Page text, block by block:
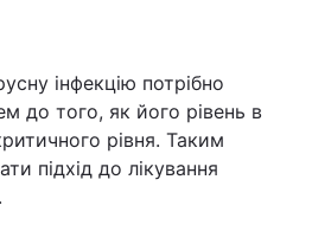
Війна
інфекцію потрібно
до того, як його рівень в
рівня. Таким
підхід до лікування